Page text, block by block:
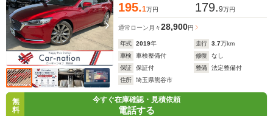
195.1万円 179.9万円
通常ローン 月々28,900円
年式 2019年 走行 3.7万km
車検
車検整備付 修復
なし
保証
保証付 整備
法定整備付
住所
埼玉県熊谷市
無
料
今すぐ在庫確認・見積依頼
電話する